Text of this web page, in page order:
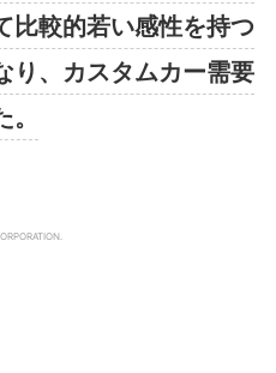
比較的若い感性を持つ
り、カスタムカー需要